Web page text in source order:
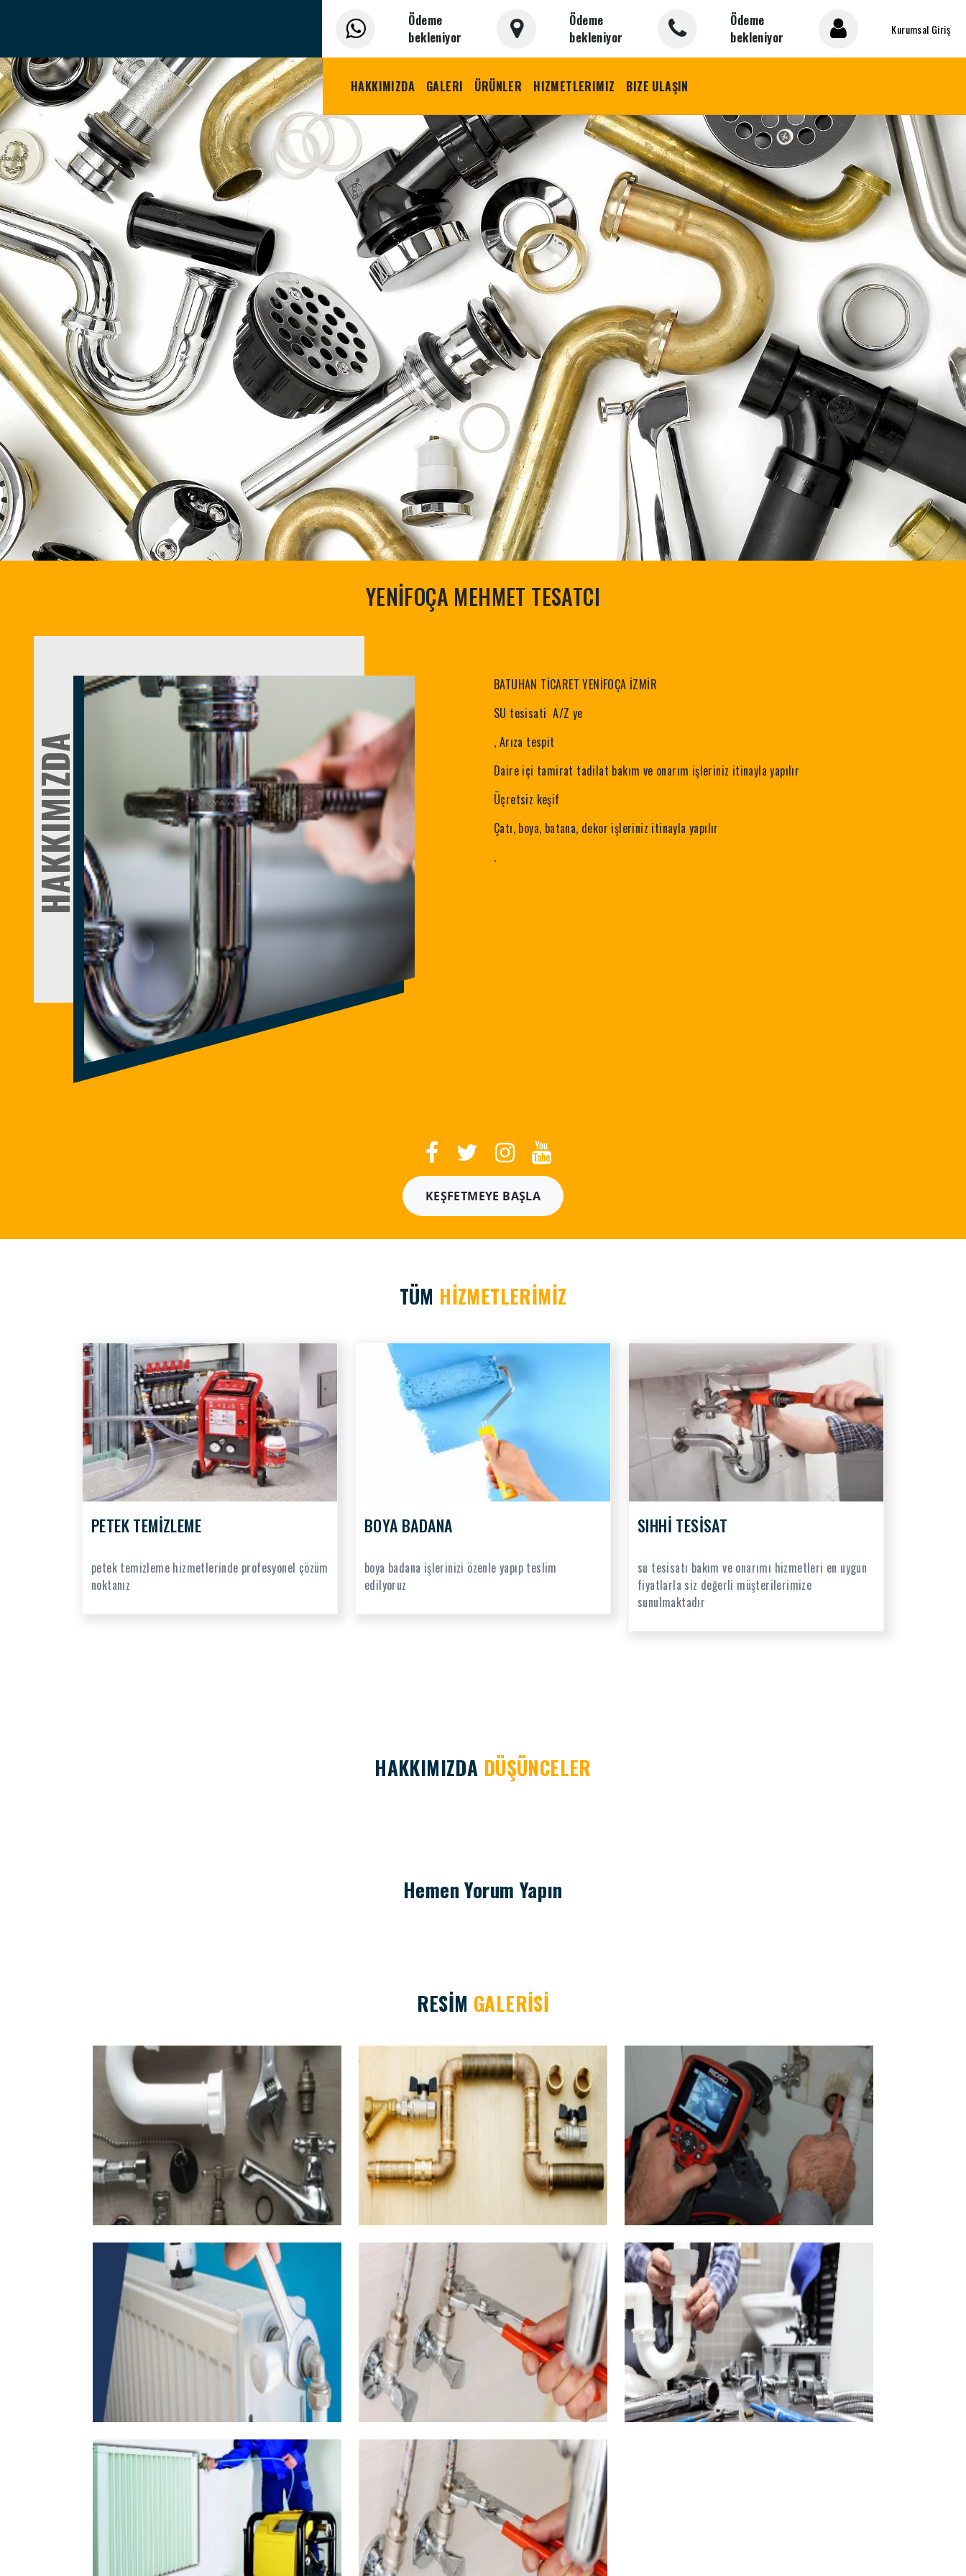
Ödeme
bekleniyor
Ödeme
bekleniyor
Ödeme
bekleniyor
Kurumsal Giriş
HAKKIMIZDA GALERI ÜRÜNLER HIZMETLERIMIZ BIZE ULAŞIN
YENİFOÇA MEHMET TESATCI
HAKKIMIZDA
BATUHAN TİCARET YENİFOÇA İZMİR
SU tesisati A/Z ye
, Arıza tespit
Daire içi tamirat tadilat bakım ve onarım işleriniz itinayla yapılır
Üçretsiz keşif
Çatı, boya, batana, dekor işleriniz itinayla yapılır
.
KEŞFETMEYE BAŞLA
TÜM HİZMETLERİMİZ
PETEK TEMİZLEME
petek temizleme hizmetlerinde profesyonel çözüm
noktanız
BOYA BADANA
boya badana işlerinizi özenle yapıp teslim
edilyoruz
SIHHİ TESİSAT
su tesisatı bakım ve onarımı hizmetleri en uygun
fiyatlarla siz değerli müşterilerimize
sunulmaktadır
HAKKIMIZDA DÜŞÜNCELER
Hemen Yorum Yapın
RESİM GALERİSİ